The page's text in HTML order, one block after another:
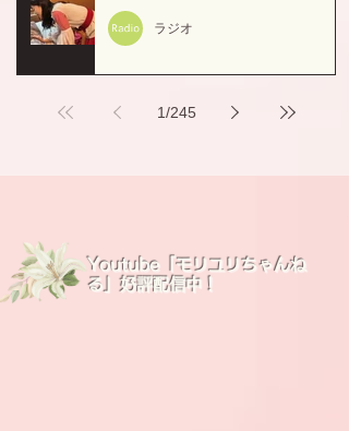
ラジオ
1/245
Youtube「モリユリちゃんね
る」好評配信中！